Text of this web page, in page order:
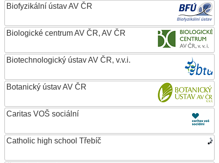
Biofyzikální ústav AV ČR
Biologické centrum AV ČR, AV ČR
Biotechnologický ústav AV ČR, v.v.i.
Botanický ústav AV ČR
Caritas VOŠ sociální
Catholic high school Třebíč